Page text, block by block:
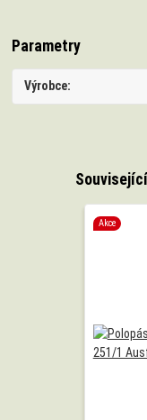
Parametry
Výrobce
Akce